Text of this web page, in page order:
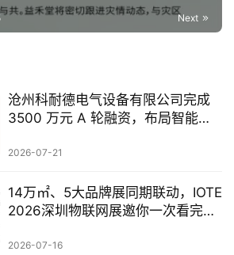
救灾：风雨同舟，守望平安！
沧州科耐德电气设备有限公司完成
电全产业
2026-07-21
14万㎡、5大品牌展同期联动，IOTE